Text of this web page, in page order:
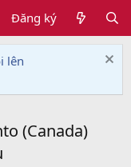
Đăng ký
lên
(Canada)